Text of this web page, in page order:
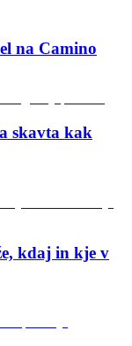
na Camino
skavta kak
kdaj in kje v